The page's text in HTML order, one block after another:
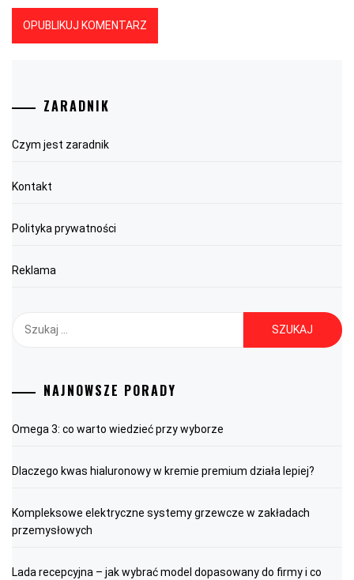
ZARADNIK
Czym jest zaradnik
Kontakt
Polityka prywatności
Reklama
NAJNOWSZE PORADY
Omega 3: co warto wiedzieć przy wyborze
Dlaczego kwas hialuronowy w kremie premium działa lepiej?
Kompleksowe elektryczne systemy grzewcze w zakładach
przemysłowych
Lada recepcyjna – jak wybrać model dopasowany do firmy i co